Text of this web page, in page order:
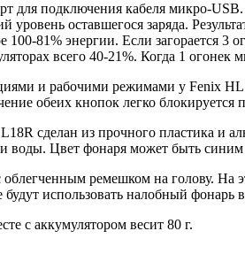
для подключения кабеля микро-
уровень оставшегося заряда.
100-81% энергии. Если загорается 3
всего 40-21%. Когда 1 огонек
и рабочими режимами у Fenix
обеих кнопок легко
сделан из прочного пластика и
воды. Цвет фонаря может быть
ремешком на голову. На
будут использовать налобный фонарь
с аккумулятором весит 80 г.